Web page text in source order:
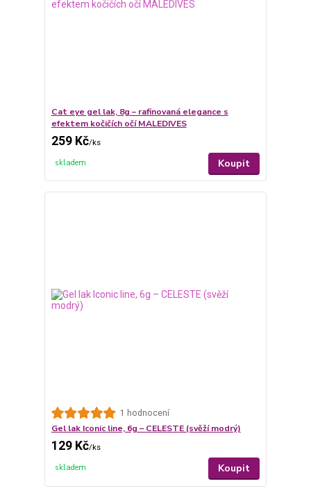
Cat eye gel lak, 8g – rafinovaná elegance s
efektem kočičích očí MALEDIVES
259 Kč/ks
skladem Koupit
1 hodnocení
Gel lak Iconic line, 6g – CELESTE (svěží modrý)
129 Kč/ks
skladem Koupit